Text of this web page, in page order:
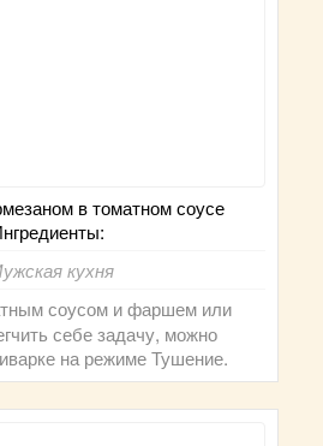
в томатном соусе
кухня
соусом и фаршем или
себе задачу, можно
на режиме Тушение.